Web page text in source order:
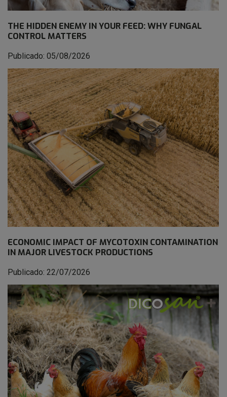
THE HIDDEN ENEMY IN YOUR FEED: WHY FUNGAL
CONTROL MATTERS
Publicado: 05/08/2026
ECONOMIC IMPACT OF MYCOTOXIN CONTAMINATION
IN MAJOR LIVESTOCK PRODUCTIONS
Publicado: 22/07/2026